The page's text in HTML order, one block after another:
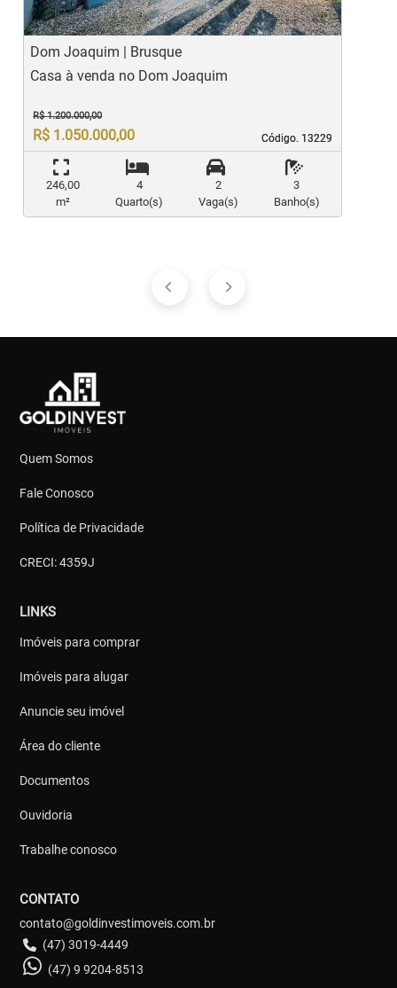
Dom Joaquim | Brusque
Código. 13229
Código. 13229
Casa à venda no Dom Joaquim
R$ 1.200.000,00
R$ 1.050.000,00
246,00
m²
4
Quarto(s)
2
Vaga(s)
3
Banho(s)
Quem Somos
Fale Conosco
Política de Privacidade
CRECI: 4359J
LINKS
Imóveis para comprar
Imóveis para alugar
Anuncie seu imóvel
Área do cliente
Documentos
Ouvidoria
Trabalhe conosco
CONTATO
contato@goldinvestimoveis.com.br
(47) 3019-4449
(47) 9 9204-8513